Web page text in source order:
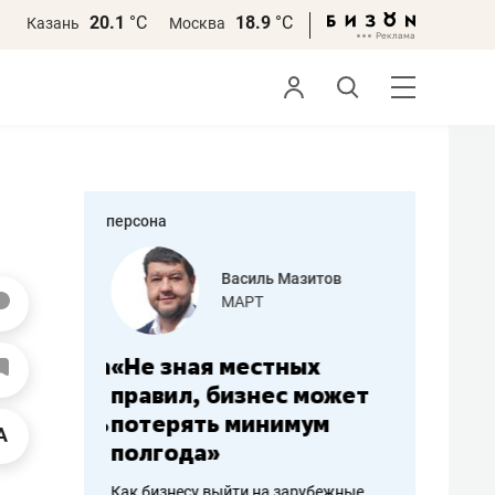
Казань 20.1 °С Москва 18.9 °С
персона
работа
Василь Мазитов
МАРТ
«Не зная местных
правил, бизнес может
потерять минимум
полгода»